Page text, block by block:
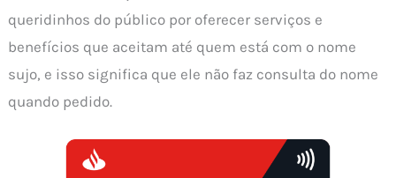
queridinhos do público por oferecer serviços e
benefícios que aceitam até quem está com o nome
sujo, e isso significa que ele não faz consulta do nome
quando pedido.